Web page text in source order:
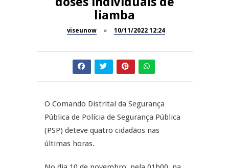
Dia do Foral em São João da
Pesqueira
Summer Fusion em
Sernancelhe
REPORTAGENS
Festas do Concelho de Penalva
MANGUALDE
11º Encontro Gastronómico
Amador de Abrunhosa-a-Velha
Now Opinião – Manuela
liamba
viseunow 10/11/2022 12:24
O Comando Distrital da Segurança
Pública de Polícia de Segurança Pública
(PSP) deteve quatro cidadãos nas
últimas horas.